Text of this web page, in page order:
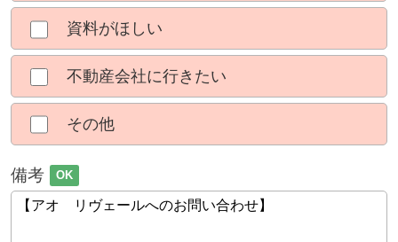
資料がほしい
不動産会社に行きたい
その他
備考 OK